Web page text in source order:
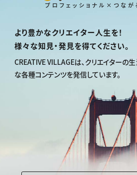
プロフェッショナル×つな
より豊かなクリエイター人生を！
様々な知見・発見を得てください。
CREATIVE VILLAGEは、クリエイターの
な各種コンテンツを発信しています。